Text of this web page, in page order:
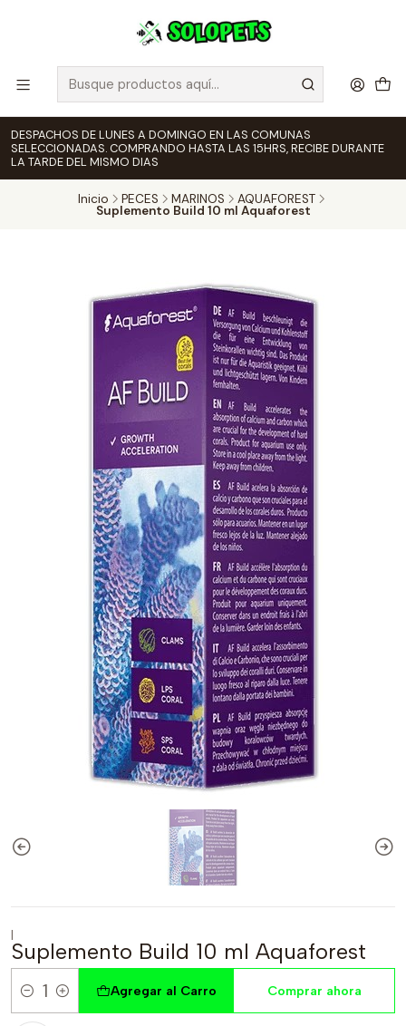
DESPACHOS DE LUNES A DOMINGO EN LAS COMUNAS
SELECCIONADAS. COMPRANDO HASTA LAS 15HRS, RECIBE DURANTE
LA TARDE DEL MISMO DIAS
Inicio PECES MARINOS AQUAFOREST
Suplemento Build 10 ml Aquaforest
|
Suplemento Build 10 ml Aquaforest
Cantidad
Agregar al Carro Comprar ahora